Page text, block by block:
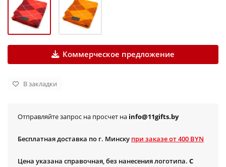
Коммерческое предложение
В закладки
Отправляйте запрос на просчет на info@11gifts.by
Бесплатная доставка по г. Минску при заказе от 400 BYN
Цена указана справочная, без нанесения логотипа. С